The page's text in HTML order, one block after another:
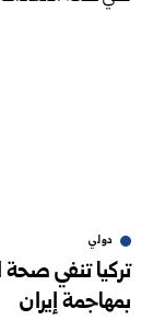
دولي
تركيا تنفي صحة
بمهاجمة إيران